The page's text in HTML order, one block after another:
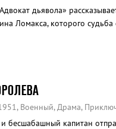
дьявола»
Ломакса, которого судьба
Военный, Драма,
бесшабашный капитан